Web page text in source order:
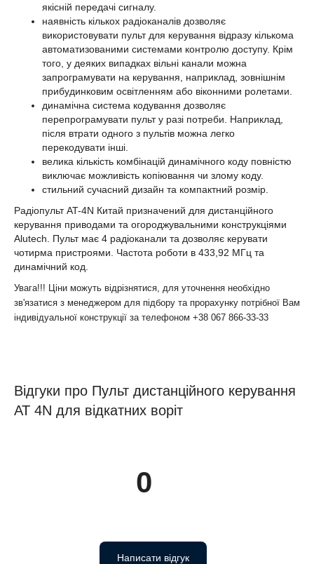
якісній передачі сигналу.
наявність кількох радіоканалів дозволяє
використовувати пульт для керування відразу кількома
автоматизованими системами контролю доступу. Крім
того, у деяких випадках вільні канали можна
запрограмувати на керування, наприклад, зовнішнім
прибудинковим освітленням або віконними ролетами.
динамічна система кодування дозволяє
перепрограмувати пульт у разі потреби. Наприклад,
після втрати одного з пультів можна легко
перекодувати інші.
велика кількість комбінацій динамічного коду повністю
виключає можливість копіювання чи злому коду.
стильний сучасний дизайн та компактний розмір.
Радіопульт AT-4N Китай призначений для дистанційного
керування приводами та огороджувальними конструкціями
Alutech. Пульт має 4 радіоканали та дозволяє керувати
чотирма пристроями. Частота роботи в 433,92 МГц та
динамічний код.
Увага!!! Ціни можуть відрізнятися, для уточнення необхідно
зв'язатися з менеджером для підбору та прорахунку потрібної Вам
індивідуальної конструкції за телефоном +38 067 866-33-33
Відгуки про Пульт дистанційного керування
АТ 4N для відкатних воріт
0
Написати відгук